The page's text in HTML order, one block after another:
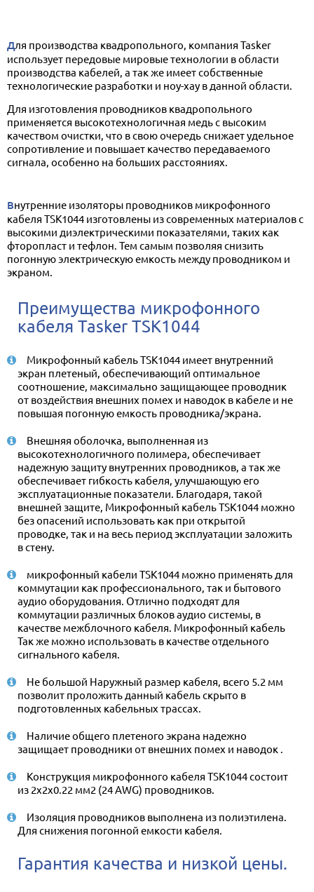
Для производства квадропольного, компания Tasker
использует передовые мировые технологии в области
производства кабелей, а так же имеет собственные
технологические разработки и ноу-хау в данной области.
Для изготовления проводников квадропольного
применяется высокотехнологичная медь с высоким
качеством очистки, что в свою очередь снижает удельное
сопротивление и повышает качество передаваемого
сигнала, особенно на больших расстояниях.
Внутренние изоляторы проводников микрофонного
кабеля TSK1044 изготовлены из современных материалов с
высокими диэлектрическими показателями, таких как
фторопласт и тефлон. Тем самым позволяя снизить
погонную электрическую емкость между проводником и
экраном.
Преимущества микрофонного
кабеля Tasker TSK1044
Микрофонный кабель TSK1044 имеет внутренний
экран плетеный, обеспечивающий оптимальное
соотношение, максимально защищающее проводник
от воздействия внешних помех и наводок в кабеле и не
повышая погонную емкость проводника/экрана.
Внешняя оболочка, выполненная из
высокотехнологичного полимера, обеспечивает
надежную защиту внутренних проводников, а так же
обеспечивает гибкость кабеля, улучшающую его
эксплуатационные показатели. Благодаря, такой
внешней защите, Микрофонный кабель TSK1044 можно
без опасений использовать как при открытой
проводке, так и на весь период эксплуатации заложить
в стену.
микрофонный кабели TSK1044 можно применять для
коммутации как профессионального, так и бытового
аудио оборудования. Отлично подходят для
коммутации различных блоков аудио системы, в
качестве межблочного кабеля. Микрофонный кабель
Так же можно использовать в качестве отдельного
сигнального кабеля.
Не большой Наружный размер кабеля, всего 5.2 мм
позволит проложить данный кабель скрыто в
подготовленных кабельных трассах.
Наличие общего плетеного экрана надежно
защищает проводники от внешних помех и наводок .
Конструкция микрофонного кабеля TSK1044 состоит
из 2х2х0.22 мм2 (24 AWG) проводников.
Изоляция проводников выполнена из полиэтилена.
Для снижения погонной емкости кабеля.
Гарантия качества и низкой цены.